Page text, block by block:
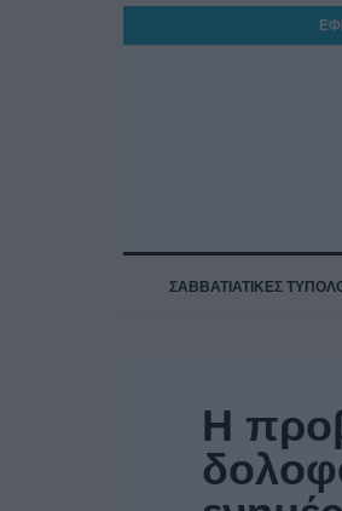
ΣΑΒΒΑΤΙΑΤΙΚΕΣ
Η